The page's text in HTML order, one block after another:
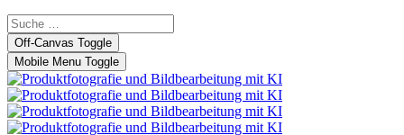
Off-Canvas Toggle
Mobile Menu Toggle